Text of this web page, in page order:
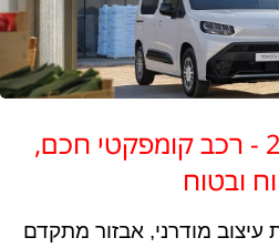
טויוטה סיטי 2026 - רכב קומפקטי חכם,
ובטוח
2026 משלבת עיצוב מודרני, אבזור מתקדם